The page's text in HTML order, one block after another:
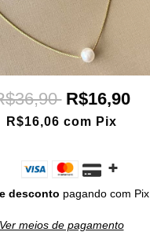
R$16,90
R$16,06 com Pix
desconto pagando com Pix
Ver meios de pagamento